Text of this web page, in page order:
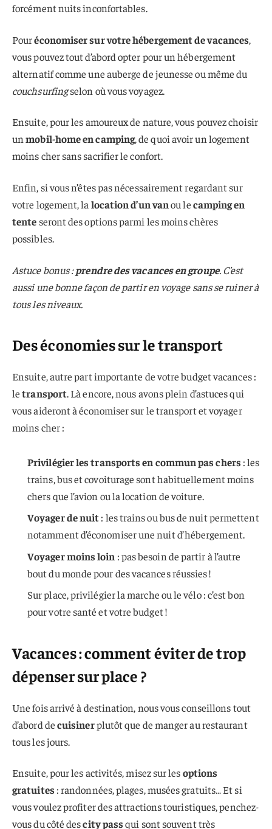
forcément nuits inconfortables.
Pouréconomiser sur votre hébergement de vacances,
vous pouvez tout d’abord opter pour un hébergement
alternatif comme une auberge de jeunesse ou même du
couchsurfingselon où vous voyagez.
Ensuite, pour les amoureux de nature, vous pouvez choisir
unmobil-home en camping, de quoi avoir un logement
moins cher sans sacrifier le confort.
Enfin, si vous n’êtes pas nécessairement regardant sur
votre logement, la location d’un vanou lecamping en
tente seront des options parmi les moins chères
possibles.
Astuce bonus :prendre des vacances en groupe. C’est
aussi une bonne façon de partir en voyage sans se ruiner à
tous les niveaux.
Des économies sur le transport
Ensuite, autre part importante de votre budget vacances :
letransport. Là encore, nous avons plein d’astuces qui
vous aideront à économiser sur le transport et voyager
moins cher :
Privilégier les transports en commun pas chers : les
trains, bus et covoiturage sont habituellement moins
chers que l’avion ou la location de voiture.
Voyager de nuit : les trains ou bus de nuit permettent
notamment d’économiser une nuit d’hébergement.
Voyager moins loin : pas besoin de partir à l’autre
bout du monde pour des vacances réussies !
Sur place, privilégier la marche ou le vélo : c’est bon
pour votre santé et votre budget !
Vacances : comment éviter de trop
dépenser sur place ?
Une fois arrivé à destination, nous vous conseillons tout
d’abord decuisinerplutôt que de manger au restaurant
tous les jours.
Ensuite, pour les activités, misez sur lesoptions
gratuites : randonnées, plages, musées gratuits… Et si
vous voulez profiter des attractions touristiques, penchez-
vous du côté descity passqui sont souvent très